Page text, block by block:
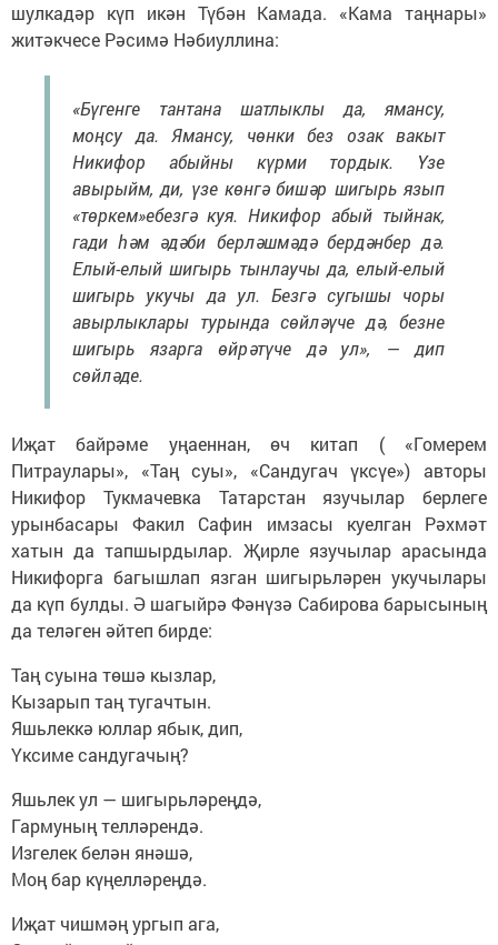
шулкадәр күп икән Түбән Камада. «Кама таңнары»
житәкчесе Рәсимә Нәбиуллина:
«Бүгенге тантана шатлыклы да, ямансу,
моңсу да. Ямансу, чөнки без озак вакыт
Никифор абыйны күрми тордык. Үзе
авырыйм, ди, үзе көнгә бишәр шигырь язып
«төркем»ебезгә куя. Никифор абый тыйнак,
гади һәм әдәби берләшмәдә бердәнбер дә.
Елый-елый шигырь тынлаучы да, елый-елый
шигырь укучы да ул. Безгә сугышы чоры
авырлыклары турында сөйләүче дә, безне
шигырь язарга өйрәтүче дә ул», — дип
сөйләде.
Иҗат байрәме уңаеннан, өч китап ( «Гомерем
Питраулары», «Таң суы», «Сандугач үксүе») авторы
Никифор Тукмачевка Татарстан язучылар берлеге
урынбасары Факил Сафин имзасы куелган Рәхмәт
хатын да тапшырдылар. Җирле язучылар арасында
Никифорга багышлап язган шигырьләрен укучылары
да күп булды. Ә шагыйрә Фәнүзә Сабирова барысының
да теләген әйтеп бирде:
Таң суына төшә кызлар,
Кызарып таң тугачтын.
Яшьлеккә юллар ябык, дип,
Үксиме сандугачың?
Яшьлек ул — шигырьләреңдә,
Гармуның телләрендә.
Изгелек белән янәшә,
Моң бар күңелләреңдә.
Иҗат чишмәң ургып ага,